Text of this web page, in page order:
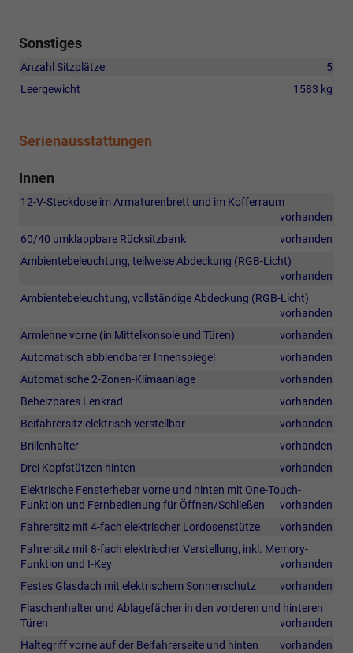
Sonstiges
Anzahl Sitzplätze
5
Leergewicht
1583 kg
Serienausstattungen
Innen
12-V-Steckdose im Armaturenbrett und im Kofferraum
vorhanden
60/40 umklappbare Rücksitzbank
vorhanden
Ambientebeleuchtung, teilweise Abdeckung (RGB-Licht)
vorhanden
Ambientebeleuchtung, vollständige Abdeckung (RGB-Licht)
vorhanden
Armlehne vorne (in Mittelkonsole und Türen)
vorhanden
Automatisch abblendbarer Innenspiegel
vorhanden
Automatische 2-Zonen-Klimaanlage
vorhanden
Beheizbares Lenkrad
vorhanden
Beifahrersitz elektrisch verstellbar
vorhanden
Brillenhalter
vorhanden
Drei Kopfstützen hinten
vorhanden
Elektrische Fensterheber vorne und hinten mit One-Touch-
Funktion und Fernbedienung für Öffnen/Schließen
vorhanden
Fahrersitz mit 4-fach elektrischer Lordosenstütze
vorhanden
Fahrersitz mit 8-fach elektrischer Verstellung, inkl. Memory-
Funktion und I-Key
vorhanden
Festes Glasdach mit elektrischem Sonnenschutz
vorhanden
Flaschenhalter und Ablagefächer in den vorderen und hinteren
Türen
vorhanden
Haltegriff vorne auf der Beifahrerseite und hinten
vorhanden